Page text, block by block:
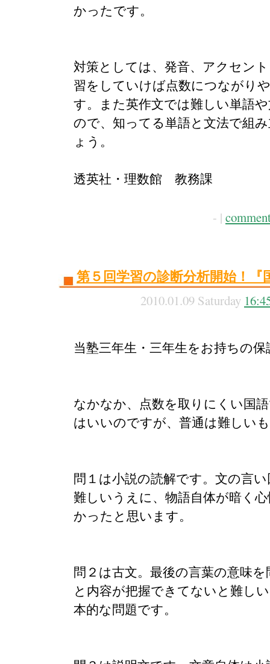
かったです。
対策としては、発音、アクセン
習をしていけば点数につながり
す。また英作文では難しい単語
ので、知ってる単語と文法で組
ょう。
透英社・理数館 教務課
- |
第５回学習の診断分析開始！『
2010.01.09 Saturday
当塾三年生・三年生をお持ちの保
なかなか、点数を取りにくい国
はいいのですが、普通は難しい
問１は小説の読解です。文の言
難しいうえに、物語自体が暗く
かったと思います。
問２は古文。最後の言葉の意味
と内容が把握できてないと難し
本的な問題です。